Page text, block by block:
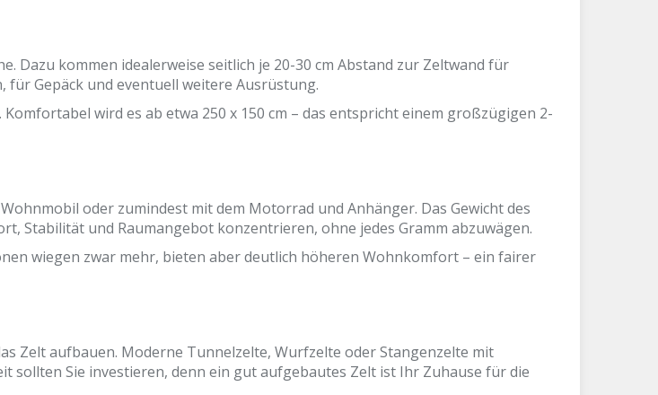
Dazu kommen idealerweise seitlich je 20-30 cm Abstand zur Zeltwand für
für Gepäck und eventuell weitere Ausrüstung.
wird es ab etwa 250 x 150 cm – das entspricht einem großzügigen 2-
oder zumindest mit dem Motorrad und Anhänger. Das Gewicht des
Stabilität und Raumangebot konzentrieren, ohne jedes Gramm abzuwägen.
wiegen zwar mehr, bieten aber deutlich höheren Wohnkomfort – ein fairer
Zelt aufbauen. Moderne Tunnelzelte, Wurfzelte oder Stangenzelte mit
sollten Sie investieren, denn ein gut aufgebautes Zelt ist Ihr Zuhause für die